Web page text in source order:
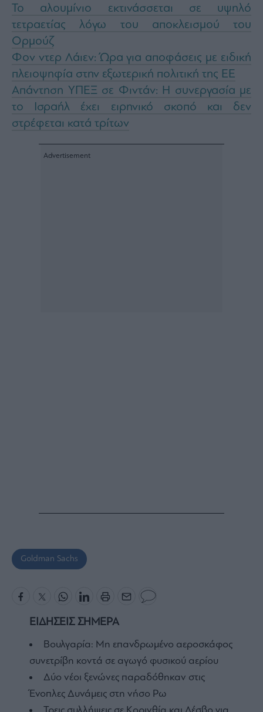
Το αλουμίνιο εκτινάσσεται σε υψηλό
τετραετίας λόγω του αποκλεισμού του
Ορμούζ
Φον ντερ Λάιεν: Ώρα για αποφάσεις με ειδική
πλειοψηφία στην εξωτερική πολιτική της ΕΕ
Απάντηση ΥΠΕΞ σε Φιντάν: Η συνεργασία με
το Ισραήλ έχει ειρηνικό σκοπό και δεν
στρέφεται κατά τρίτων
Goldman Sachs
ΕΙΔΗΣΕΙΣ ΣΗΜΕΡΑ
Βουλγαρία: Μη επανδρωμένο αεροσκάφος
συνετρίβη κοντά σε αγωγό φυσικού αερίου
Δύο νέοι ξενώνες παραδόθηκαν στις
Ένοπλες Δυνάμεις στη νήσο Ρω